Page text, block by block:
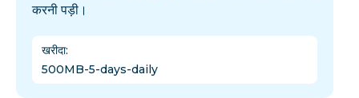
करनी पड़ी।
खरीदा:
500MB-5-days-daily